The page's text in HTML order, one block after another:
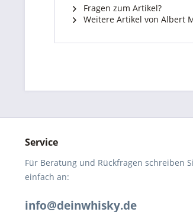
Fragen zum Artikel?
Weitere Artikel von Albert
Service
Für Beratung und Rückfragen schreiben
einfach an:
info@deinwhisky.de